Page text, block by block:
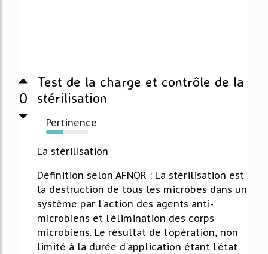
0
Test de la charge et contrôle de la
stérilisation
Pertinence
42%
La stérilisation
Définition selon AFNOR : La stérilisation est
la destruction de tous les microbes dans un
système par l'action des agents anti-
microbiens et l'élimination des corps
microbiens. Le résultat de l'opération, non
limité à la durée d'application étant l'état